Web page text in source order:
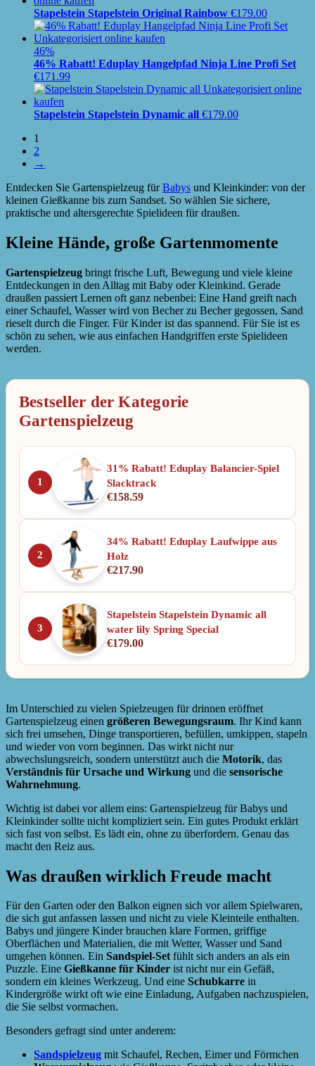
Stapelstein Stapelstein Original Rainbow €179.00
46%
46% Rabatt! Eduplay Hangelpfad Ninja Line Profi Set
€171.99
Stapelstein Stapelstein Dynamic all €179.00
1
2
→
Entdecken Sie Gartenspielzeug fürBabys und Kleinkinder: von der
kleinen Gießkanne bis zum Sandset. So wählen Sie sichere,
praktische und altersgerechte Spielideen für draußen.
Kleine Hände, große Gartenmomente
Gartenspielzeug bringt frische Luft, Bewegung und viele kleine
Entdeckungen in den Alltag mit Baby oder Kleinkind. Gerade
draußen passiert Lernen oft ganz nebenbei: Eine Hand greift nach
einer Schaufel, Wasser wird von Becher zu Becher gegossen, Sand
rieselt durch die Finger. Für Kinder ist das spannend. Für Sie ist es
schön zu sehen, wie aus einfachen Handgriffen erste Spielideen
werden.
Bestseller der Kategorie
Gartenspielzeug
1
31% Rabatt! Eduplay Balancier-Spiel
Slacktrack
€158.59
2
34% Rabatt! Eduplay Laufwippe aus
Holz
€217.90
3
Stapelstein Stapelstein Dynamic all
water lily Spring Special
€179.00
Im Unterschied zu vielen Spielzeugen für drinnen eröffnet
Gartenspielzeug einen größeren Bewegungsraum. Ihr Kind kann
sich frei umsehen, Dinge transportieren, befüllen, umkippen, stapeln
und wieder von vorn beginnen. Das wirkt nicht nur
abwechslungsreich, sondern unterstützt auch die Motorik, das
Verständnis für Ursache und Wirkung und die sensorische
Wahrnehmung.
Wichtig ist dabei vor allem eins: Gartenspielzeug für Babys und
Kleinkinder sollte nicht kompliziert sein. Ein gutes Produkt erklärt
sich fast von selbst. Es lädt ein, ohne zu überfordern. Genau das
macht den Reiz aus.
Was draußen wirklich Freude macht
Für den Garten oder den Balkon eignen sich vor allem Spielwaren,
die sich gut anfassen lassen und nicht zu viele Kleinteile enthalten.
Babys und jüngere Kinder brauchen klare Formen, griffige
Oberflächen und Materialien, die mit Wetter, Wasser und Sand
umgehen können. Ein Sandspiel-Setfühlt sich anders an als ein
Puzzle. Eine Gießkanne für Kinder ist nicht nur ein Gefäß,
sondern ein kleines Werkzeug. Und eine Schubkarre in
Kindergröße wirkt oft wie eine Einladung, Aufgaben nachzuspielen,
die Sie selbst vormachen.
Besonders gefragt sind unter anderem:
Sandspielzeug mit Schaufel, Rechen, Eimer und Förmchen